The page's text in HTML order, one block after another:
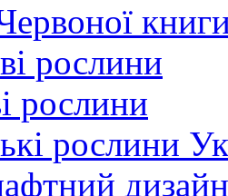
рослини
рослини
рослини
дизайн